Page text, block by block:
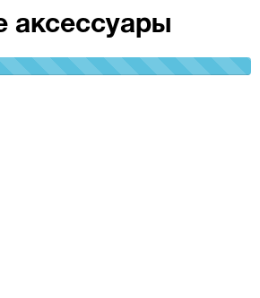
аксессуары
100%